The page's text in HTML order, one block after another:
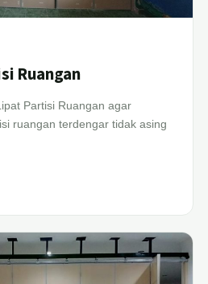
Ruangan
Partisi Ruangan agar
ruangan terdengar tidak asing